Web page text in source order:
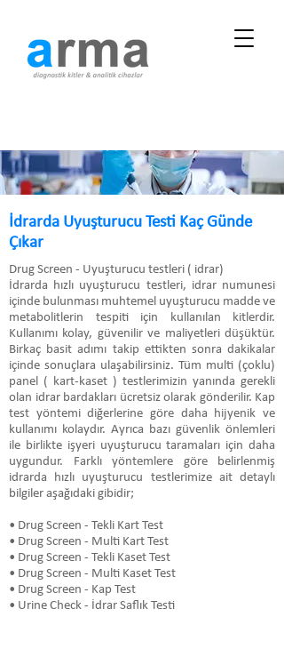
İdrarda Uyuşturucu Testi Kaç Günde
Çıkar
Drug Screen - Uyuşturucu testleri ( idrar)
İdrarda hızlı uyuşturucu testleri, idrar numunesi
içinde bulunması muhtemel uyuşturucu madde ve
metabolitlerin tespiti için kullanılan kitlerdir.
Kullanımı kolay, güvenilir ve maliyetleri düşüktür.
Birkaç basit adımı takip ettikten sonra dakikalar
içinde sonuçlara ulaşabilirsiniz. Tüm multi (çoklu)
panel ( kart-kaset ) testlerimizin yanında gerekli
olan idrar bardakları ücretsiz olarak gönderilir. Kap
test yöntemi diğerlerine göre daha hijyenik ve
kullanımı kolaydır. Ayrıca bazı güvenlik önlemleri
ile birlikte işyeri uyuşturucu taramaları için daha
uygundur. Farklı yöntemlere göre belirlenmiş
idrarda hızlı uyuşturucu testlerimize ait detaylı
bilgiler aşağıdaki gibidir;
• Drug Screen - Tekli Kart Test
• Drug Screen - Multi Kart Test
• Drug Screen - Tekli Kaset Test
• Drug Screen - Multi Kaset Test
• Drug Screen - Kap Test
• Urine Check - İdrar Saflık Testi